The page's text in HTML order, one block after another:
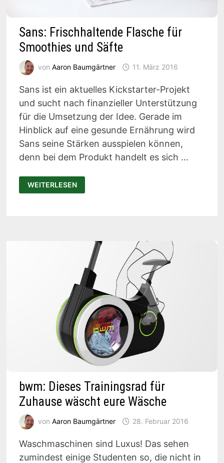
Sans: Frischhaltende Flasche für
Smoothies und Säfte
von Aaron Baumgärtner 11. März 2016
Sans ist ein aktuelles Kickstarter-Projekt
und sucht nach finanzieller Unterstützung
für die Umsetzung der Idee. Gerade im
Hinblick auf eine gesunde Ernährung wird
Sans seine Stärken ausspielen können,
denn bei dem Produkt handelt es sich …
SANS:
FRISCHHALTENDE
FLASCHE
WEITERLESEN
bwm: Dieses Trainingsrad für
Zuhause wäscht eure Wäsche
von Aaron Baumgärtner 28. Februar 2016
Waschmaschinen sind Luxus! Das sehen
zumindest einige Studenten so, die nicht in